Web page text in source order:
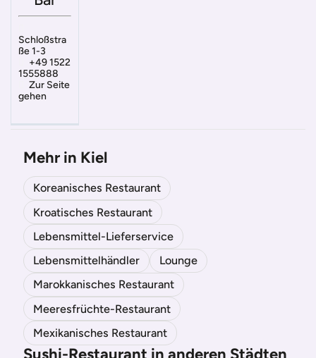
Schloßstra
ße 1-3
+49 1522
1555888
Zur Seite
gehen
Mehr in Kiel
Koreanisches Restaurant
Kroatisches Restaurant
Lebensmittel-Lieferservice
Lebensmittelhändler
Lounge
Marokkanisches Restaurant
Meeresfrüchte-Restaurant
Mexikanisches Restaurant
Sushi-Restaurant in anderen Städten